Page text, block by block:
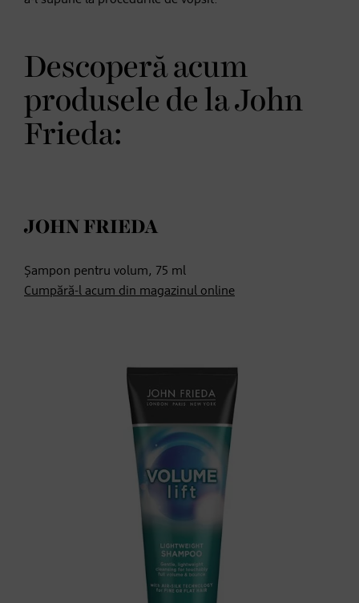
Descoperă acum
produsele de la John
Frieda:
JOHN FRIEDA
Șampon pentru volum, 75 ml
Cumpără-l acum din magazinul online